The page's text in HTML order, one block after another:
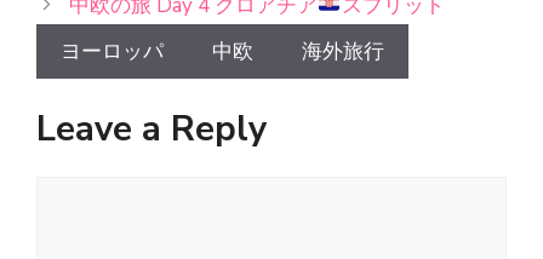
ヨーロッパ
中欧 海外旅行
Leave a Reply